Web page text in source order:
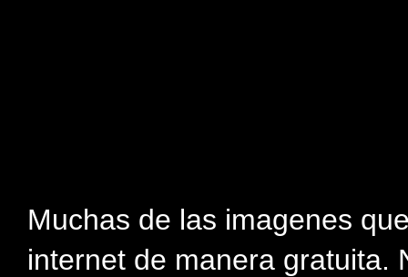
Muchas de las imagenes
internet de manera gratuita.